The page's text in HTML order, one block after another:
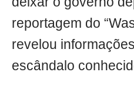
reportagem do
revelou
escândalo